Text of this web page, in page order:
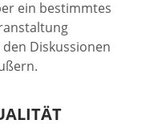
ein bestimmtes
Diskussionen